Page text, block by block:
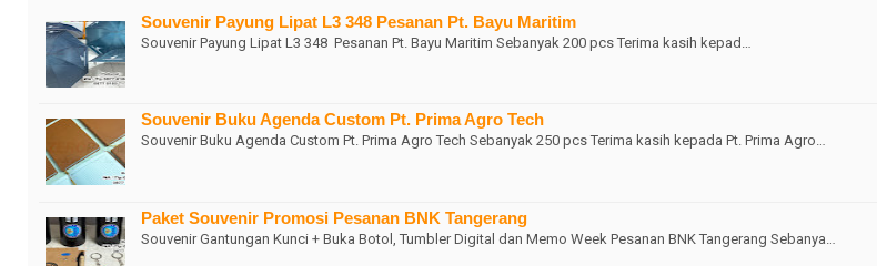
Souvenir Payung Lipat L3 348 Pesanan Pt. Bayu Maritim
Souvenir Payung Lipat L3 348 Pesanan Pt. Bayu Maritim Sebanyak 200 pcs Terima kasih kepad…
Souvenir Buku Agenda Custom Pt. Prima Agro Tech
Souvenir Buku Agenda Custom Pt. Prima Agro Tech Sebanyak 250 pcs Terima kasih kepada Pt. Prima Agro…
Paket Souvenir Promosi Pesanan BNK Tangerang
Souvenir Gantungan Kunci + Buka Botol, Tumbler Digital dan Memo Week Pesanan BNK Tangerang Sebanya…